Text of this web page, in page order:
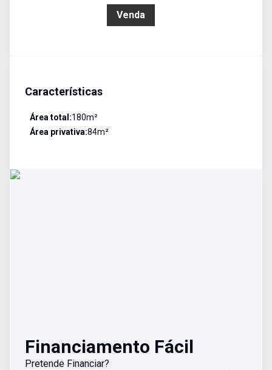
Venda
Características
Área total:180m²
Área privativa:84m²
Financiamento Fácil
Pretende Financiar?